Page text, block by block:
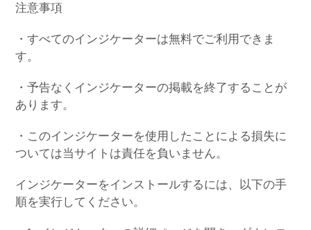
注意事項
・すべてのインジケーターは無料でご利用できま
す。
・予告なくインジケーターの掲載を終了することが
あります。
・このインジケーターを使用したことによる損失に
ついては当サイトは責任を負いません。
インジケーターをインストールするには、以下の手
順を実行してください。